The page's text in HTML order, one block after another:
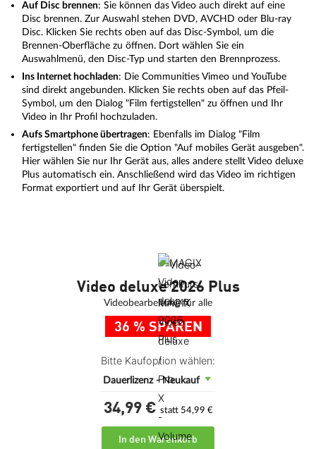
Auf Disc brennen: Sie können das Video auch direkt auf eine
Disc brennen. Zur Auswahl stehen DVD, AVCHD oder Blu-ray
Disc. Klicken Sie rechts oben auf das Disc-Symbol, um die
Brennen-Oberfläche zu öffnen. Dort wählen Sie ein
Auswahlmenü, den Disc-Typ und starten den Brennprozess.
Ins Internet hochladen: Die Communities Vimeo und YouTube
sind direkt angebunden. Klicken Sie rechts oben auf das Pfeil-
Symbol, um den Dialog "Film fertigstellen" zu öffnen und Ihr
Video in Ihr Profil hochzuladen.
Aufs Smartphone übertragen: Ebenfalls im Dialog "Film
fertigstellen" finden Sie die Option "Auf mobiles Gerät ausgeben".
Hier wählen Sie nur Ihr Gerät aus, alles andere stellt Video deluxe
Plus automatisch ein. Anschließend wird das Video im richtigen
Format exportiert und auf Ihr Gerät überspielt.
Video deluxe 2026 Plus
Videobearbeitung für alle
36 % SPAREN
Bitte Kaufoption wählen:
Dauerlizenz - Neukauf
34,99€ statt 54,99 €
In den Warenkorb